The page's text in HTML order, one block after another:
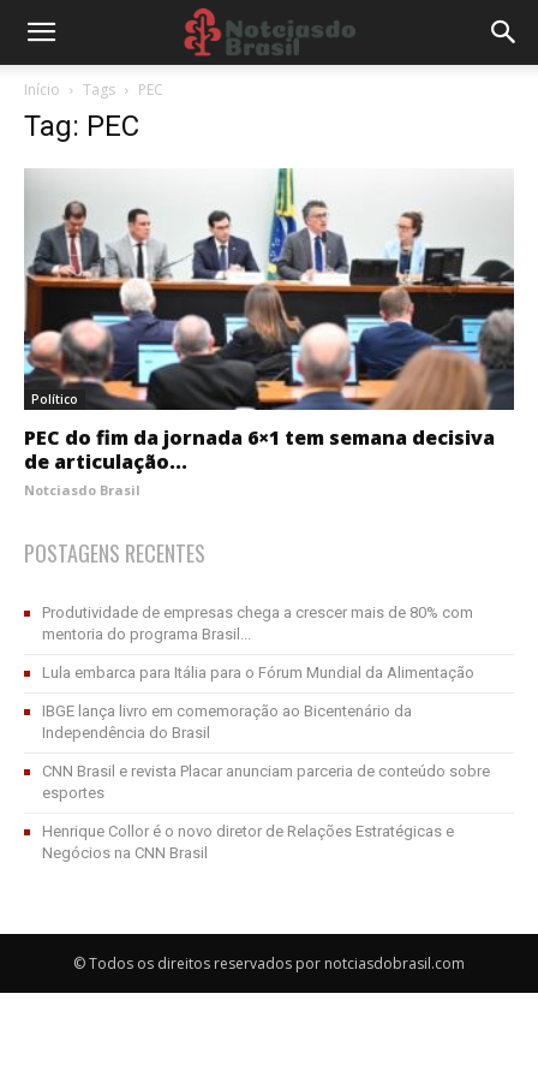
Início Tags PEC
Tag: PEC
Político
PEC do fim da jornada 6×1 tem semana decisiva
de articulação...
Notciasdo Brasil
POSTAGENS RECENTES
Produtividade de empresas chega a crescer mais de 80% com
mentoria do programa Brasil...
Lula embarca para Itália para o Fórum Mundial da Alimentação
IBGE lança livro em comemoração ao Bicentenário da
Independência do Brasil
CNN Brasil e revista Placar anunciam parceria de conteúdo sobre
esportes
Henrique Collor é o novo diretor de Relações Estratégicas e
Negócios na CNN Brasil
© Todos os direitos reservados por notciasdobrasil.com